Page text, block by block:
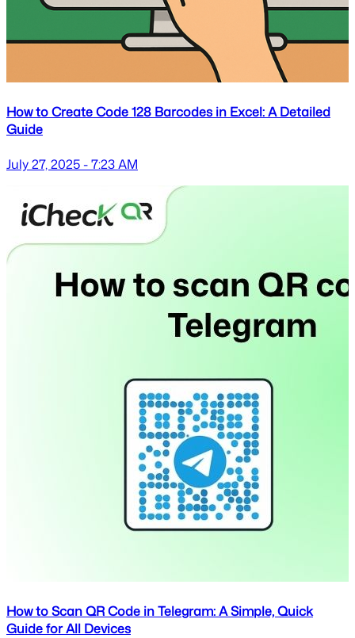
How to Create Code 128 Barcodes in Excel: A Detailed
Guide
July 27, 2025 - 7:23 AM
How to Scan QR Code in Telegram: A Simple, Quick
Guide for All Devices